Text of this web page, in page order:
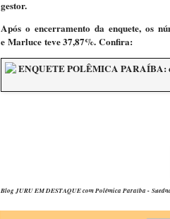
gestor.
Após o encerramento da enquete, os
e Marluce teve 37,87%. Confira:
Blog JURU EM DESTAQUE com Polêmica Paraíba -